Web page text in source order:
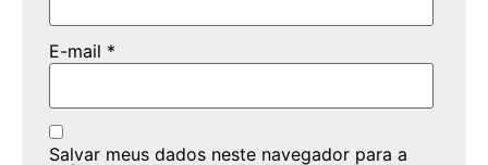
E-mail *
Salvar meus dados neste navegador para a